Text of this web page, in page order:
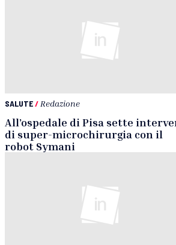
SALUTE/ Redazione
All’ospedale di Pisa sette
di super-microchirurgia con il
robot Symani